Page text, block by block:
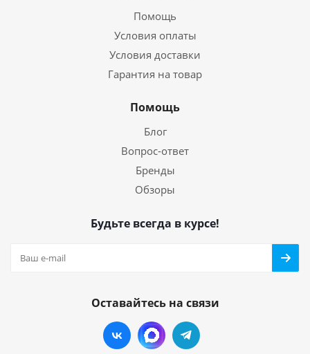
Помощь
Условия оплаты
Условия доставки
Гарантия на товар
Помощь
Блог
Вопрос-ответ
Бренды
Обзоры
Будьте всегда в курсе!
Оставайтесь на связи